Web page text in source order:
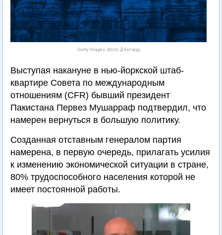
Getty Images. Фото: Д.Китвуд
Выступая накануне в нью-йоркской штаб-
квартире Совета по международным
отношениям (CFR) бывший президент
Пакистана Первез Мушарраф подтвердил, что
намерен вернуться в большую политику.
Созданная отставным генералом партия
намерена, в первую очередь, прилагать усилия
к изменению экономической ситуации в стране,
80% трудоспособного населения которой не
имеет постоянной работы.